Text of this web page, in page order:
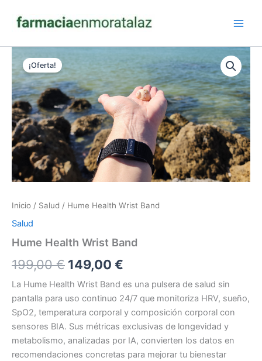
¡Oferta!
Inicio / Salud / Hume Health Wrist Band
Salud
Hume Health Wrist Band
199,00€ El
precio
original
era:
199,00 €.
149,00 €
precio
actual
es:
149,00 €.
La Hume Health Wrist Band es una pulsera de salud sin
pantalla para uso continuo 24/7 que monitoriza HRV, sueño,
SpO2, temperatura corporal y composición corporal con
sensores BIA. Sus métricas exclusivas de longevidad y
metabolismo, analizadas por IA, convierten los datos en
recomendaciones concretas para mejorar tu bienestar